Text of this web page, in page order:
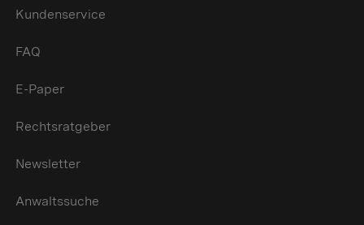
Kundenservice
FAQ
E-Paper
Rechtsratgeber
Newsletter
Anwaltssuche